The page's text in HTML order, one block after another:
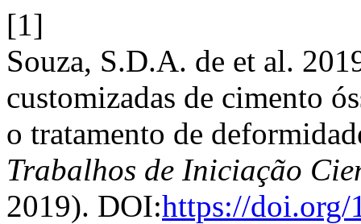
[1]
Souza, S.D.A. de et al.
customizadas de cimento
o tratamento de
Trabalhos de Iniciação
2019). DOI:https://doi.org/